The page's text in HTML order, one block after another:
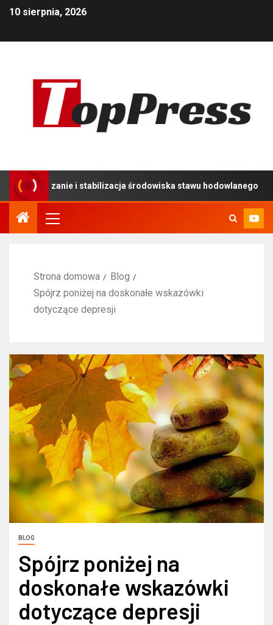
10 sierpnia, 2026
i stabilizacja środowiska stawu hodowlanego
Strona domowa
Blog
Spójrz poniżej na doskonałe wskazówki
dotyczące depresji
BLOG
Spójrz poniżej na
doskonałe wskazówki
dotyczące depresji